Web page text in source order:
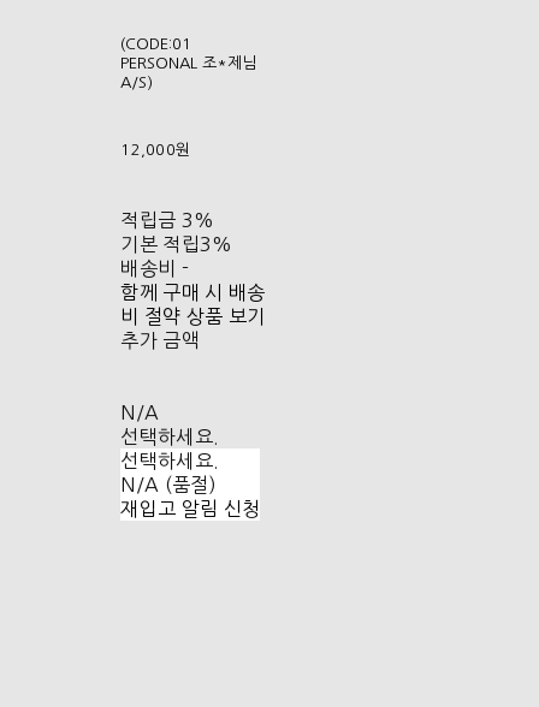
(CODE:01
PERSONAL 조*제님
A/S)
12,000원
적립금 3%
기본 적립3%
배송비 -
함께 구매 시 배송
비 절약 상품 보기
추가 금액
N/A
선택하세요.
선택하세요.
N/A (품절)
재입고 알림 신청